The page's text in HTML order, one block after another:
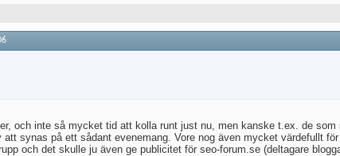
och inte så mycket tid att kolla runt just nu, men kanske t.ex. de
att synas på ett sådant evenemang. Vore nog även mycket värdefullt
och det skulle ju även ge publicitet för seo-forum.se (deltagare